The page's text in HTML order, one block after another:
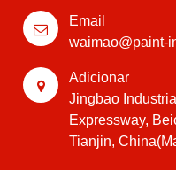
Email
waimao@paint-
Adicionar
Jingbao
Expressway,
Tianjin,